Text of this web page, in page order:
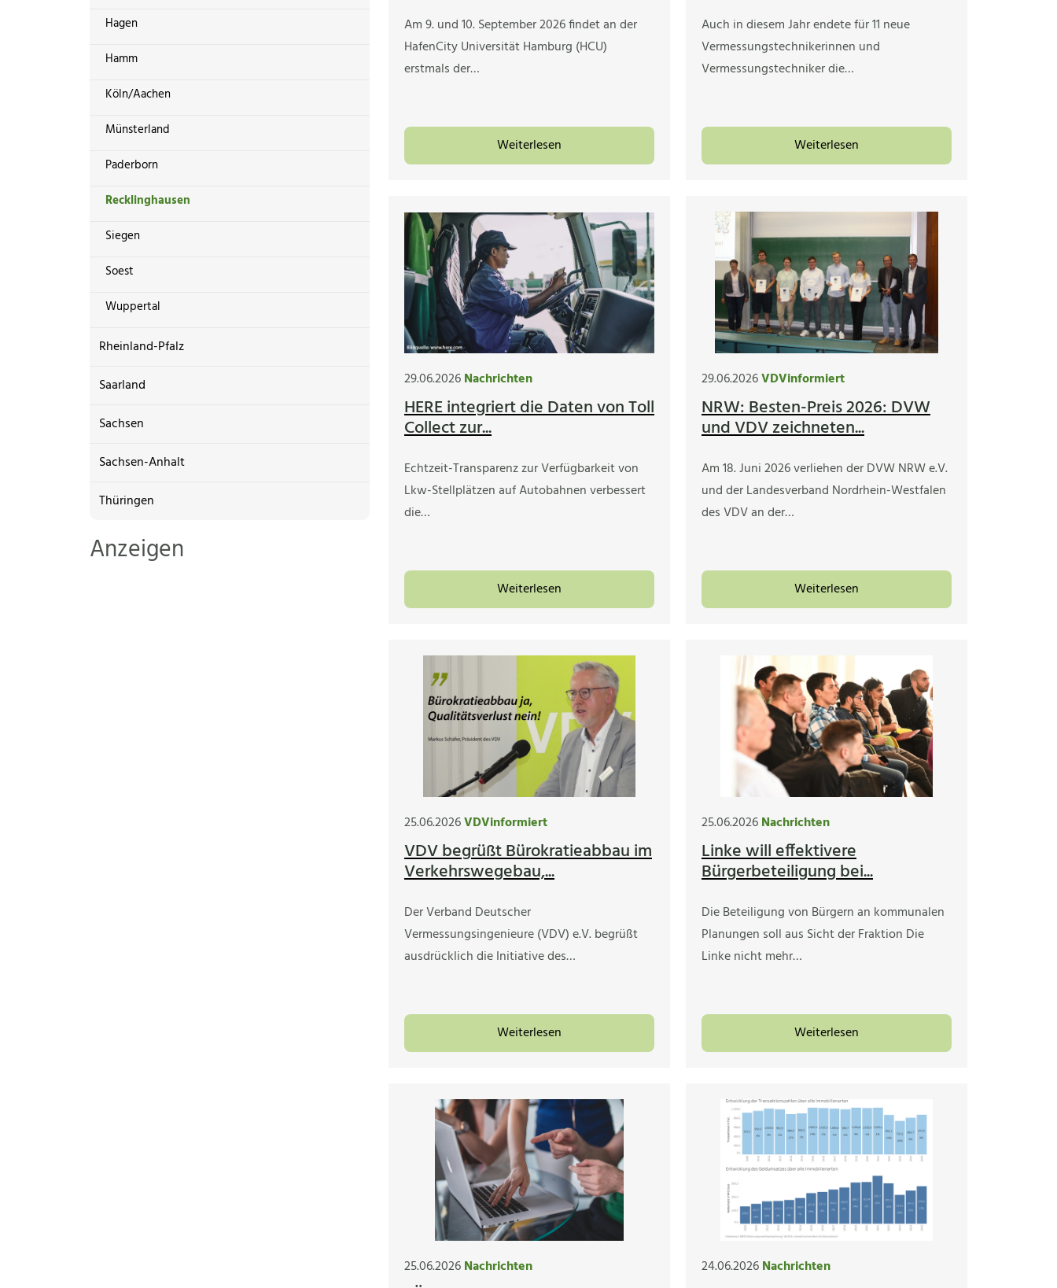
Hagen
Hamm
Köln/Aachen
Münsterland
Paderborn
Recklinghausen
Siegen
Soest
Wuppertal
Rheinland-Pfalz
Saarland
Sachsen
Sachsen-Anhalt
Thüringen
Anzeigen
Am 9. und 10. September 2026 findet an der
HafenCity Universität Hamburg (HCU)
erstmals der…
Weiterlesen
Auch in diesem Jahr endete für 11 neue
Vermessungstechnikerinnen und
Vermessungstechniker die…
Weiterlesen
29.06.2026Nachrichten
HERE integriert die Daten von Toll
Collect zur...
Echtzeit-Transparenz zur Verfügbarkeit von
Lkw-Stellplätzen auf Autobahnen verbessert
die…
Weiterlesen
29.06.2026VDVinformiert
NRW: Besten-Preis 2026: DVW
und VDV zeichneten...
Am 18. Juni 2026 verliehen der DVW NRW e.V.
und der Landesverband Nordrhein-Westfalen
des VDV an der…
Weiterlesen
25.06.2026VDVinformiert
VDV begrüßt Bürokratieabbau im
Verkehrswegebau,...
Der Verband Deutscher
Vermessungsingenieure (VDV) e.V. begrüßt
ausdrücklich die Initiative des…
Weiterlesen
25.06.2026Nachrichten
Linke will effektivere
Bürgerbeteiligung bei...
Die Beteiligung von Bürgern an kommunalen
Planungen soll aus Sicht der Fraktion Die
Linke nicht mehr…
Weiterlesen
25.06.2026Nachrichten 24.06.2026Nachrichten